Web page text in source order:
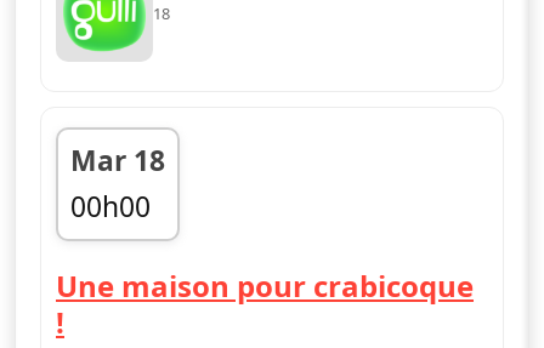
18
Mar 18
00h00
fin 00h30
Une maison pour crabicoque
!